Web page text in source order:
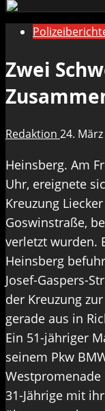
Zwei
Redaktion 24.
Heinsberg. Am
Uhr, ereignete
Kreuzung
Goswinstraße,
verletzt wurden.
Heinsberg
Josef-Gaspers-
der Kreuzung
gerade aus in
Ein 51-jähriger
seinem Pkw
Westpromenade
31-Jährige mit